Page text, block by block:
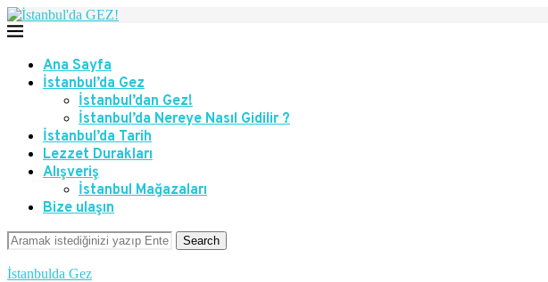
Ana Sayfa
İstanbul’da Gez
İstanbul’dan Gez!
İstanbul’da Nereye Nasıl Gidilir ?
İstanbul’da Tarih
Lezzet Durakları
Alışveriş
İstanbul Mağazaları
Bize ulaşın
Search
İstanbulda Gez